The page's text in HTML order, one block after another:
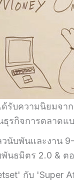
ด้รับความนิยมจ
ธุรกิจการตลาดแ
นับพันและงาน
นธมิตร 2.0 & ต
กับ